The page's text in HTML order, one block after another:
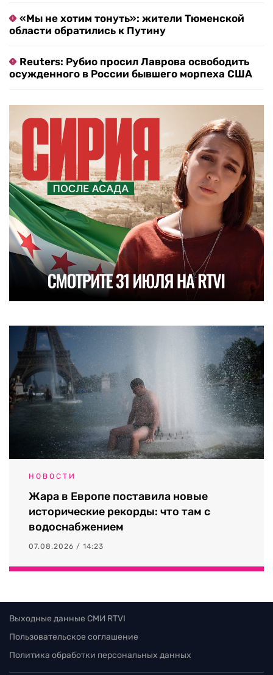
«Мы не хотим тонуть»: жители Тюменской
области обратились к Путину
Reuters: Рубио просил Лаврова освободить
осужденного в России бывшего морпеха США
НОВОСТИ
Жара в Европе поставила новые
исторические рекорды: что там с
водоснабжением
07.08.2026 / 14:23
Выходные данные СМИ RTVI
Пользовательское соглашение
Политика обработки персональных данных